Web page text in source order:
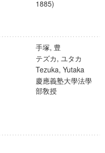
1885)
手塚, 豊
テズカ, ユタカ
Tezuka, Yutaka
慶應義塾大學法學
部敎授